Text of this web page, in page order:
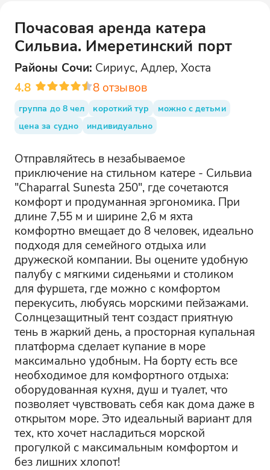
Почасовая аренда катера
Сильвиа. Имеретинский порт
Районы Сочи: Сириус, Адлер, Хоста
4.8
8 отзывов
группа до 8 чел короткий тур
можно с детьми
цена за судно
индивидуально
Отправляйтесь в незабываемое
приключение на стильном катере - Сильвиа
"Chaparral Sunesta 250", где сочетаются
комфорт и продуманная эргономика. При
длине 7,55 м и ширине 2,6 м яхта
комфортно вмещает до 8 человек, идеально
подходя для семейного отдыха или
дружеской компании. Вы оцените удобную
палубу с мягкими сиденьями и столиком
для фуршета, где можно с комфортом
перекусить, любуясь морскими пейзажами.
Солнцезащитный тент создаст приятную
тень в жаркий день, а просторная купальная
платформа сделает купание в море
максимально удобным. На борту есть все
необходимое для комфортного отдыха:
оборудованная кухня, душ и туалет, что
позволяет чувствовать себя как дома даже в
открытом море. Это идеальный вариант для
тех, кто хочет насладиться морской
прогулкой с максимальным комфортом и
без лишних хлопот!